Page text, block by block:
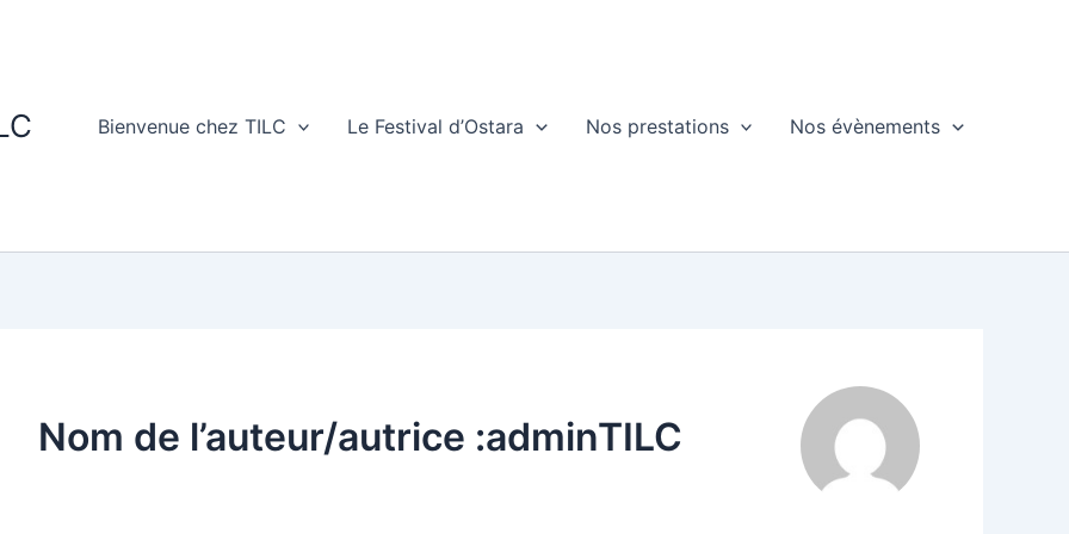
Bienvenue chez TILC Le Festival d’Ostara Nos prestations Nos évènements
Nom de l’auteur/autrice :adminTILC